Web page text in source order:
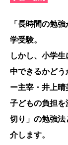
「長時間の勉
学受験。
しかし、小学
中できるかどう
ー主宰・井上晴
子どもの負担
切り」の勉強
介します。